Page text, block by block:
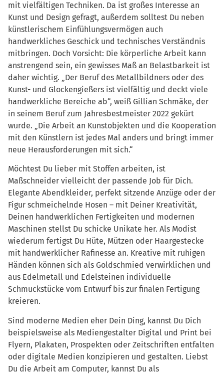
mit vielfältigen Techniken. Da ist großes Interesse an
Kunst und Design gefragt, außerdem solltest Du neben
künstlerischem Einfühlungsvermögen auch
handwerkliches Geschick und technisches Verständnis
mitbringen. Doch Vorsicht: Die körperliche Arbeit kann
anstrengend sein, ein gewisses Maß an Belastbarkeit ist
daher wichtig. „Der Beruf des Metallbildners oder des
Kunst- und Glockengießers ist vielfältig und deckt viele
handwerkliche Bereiche ab“, weiß Gillian Schmäke, der
in seinem Beruf zum Jahresbestmeister 2022 gekürt
wurde. „Die Arbeit an Kunstobjekten und die Kooperation
mit den Künstlern ist jedes Mal anders und bringt immer
neue Herausforderungen mit sich.“
Möchtest Du lieber mit Stoffen arbeiten, ist
Maßschneider vielleicht der passende Job für Dich.
Elegante Abendkleider, perfekt sitzende Anzüge oder der
Figur schmeichelnde Hosen – mit Deiner Kreativität,
Deinen handwerklichen Fertigkeiten und modernen
Maschinen stellst Du schicke Unikate her. Als Modist
wiederum fertigst Du Hüte, Mützen oder Haargestecke
mit handwerklicher Rafinesse an. Kreative mit ruhigen
Händen können sich als Goldschmied verwirklichen und
aus Edelmetall und Edelsteinen individuelle
Schmuckstücke vom Entwurf bis zur finalen Fertigung
kreieren.
Sind moderne Medien eher Dein Ding, kannst Du Dich
beispielsweise als Mediengestalter Digital und Print bei
Flyern, Plakaten, Prospekten oder Zeitschriften entfalten
oder digitale Medien konzipieren und gestalten. Liebst
Du die Arbeit am Computer, kannst Du als